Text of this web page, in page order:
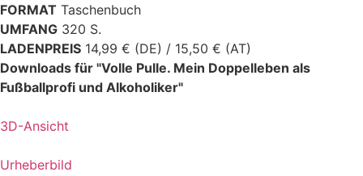
FORMAT Taschenbuch
UMFANG 320 S.
LADENPREIS 14,99 € (DE) / 15,50 € (AT)
Downloads für "Volle Pulle. Mein Doppelleben als
Fußballprofi und Alkoholiker"
3D-Ansicht
Urheberbild